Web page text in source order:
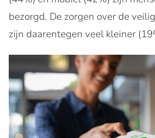
bezorgd. De zorgen over de
zijn daarentegen veel kleiner